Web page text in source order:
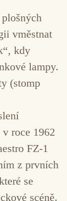
vměstnat
kdy
lampy.
(stomp
v roce 1962
FZ-1
z prvních
se
scéně.